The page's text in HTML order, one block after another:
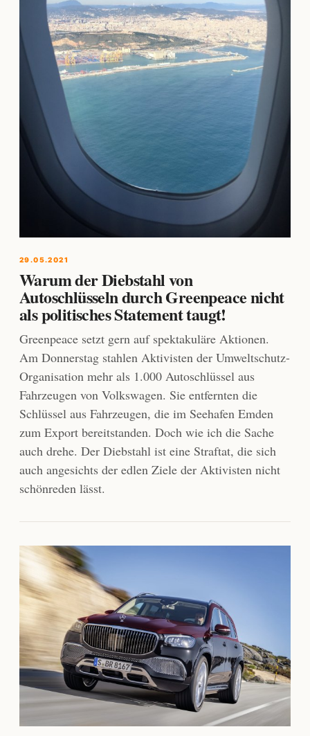
29.05.2021
Warum der Diebstahl von
Autoschlüsseln durch Greenpeace nicht
als politisches Statement taugt!
Greenpeace setzt gern auf spektakuläre Aktionen.
Am Donnerstag stahlen Aktivisten der Umweltschutz-
Organisation mehr als 1.000 Autoschlüssel aus
Fahrzeugen von Volkswagen. Sie entfernten die
Schlüssel aus Fahrzeugen, die im Seehafen Emden
zum Export bereitstanden. Doch wie ich die Sache
auch drehe. Der Diebstahl ist eine Straftat, die sich
auch angesichts der edlen Ziele der Aktivisten nicht
schönreden lässt.